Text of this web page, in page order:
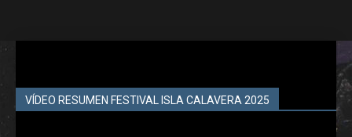
VÍDEO RESUMEN FESTIVAL ISLA CALAVERA 2025